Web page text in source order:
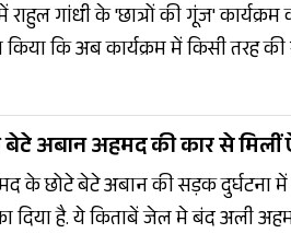
राहुल गांधी के 'छात्रों की गूंज'
किया कि अब कार्यक्रम में किसी तरह
अबान अहमद की कार से मिलीं
के छोटे बेटे अबान की सड़क दुर्घटना में
है. ये किताबें जेल मे बंद अली अहमद के लिए थीं. ये